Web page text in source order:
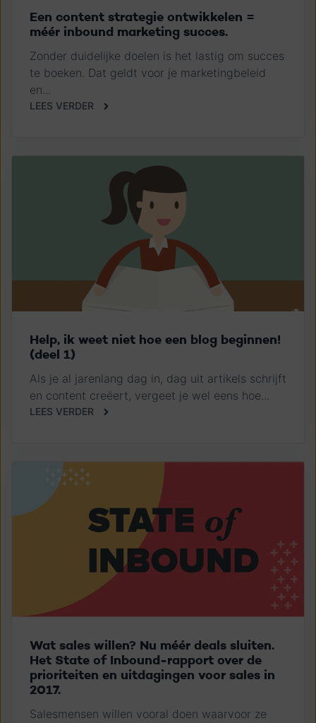
Een content strategie ontwikkelen =
méér inbound marketing succes.
Zonder duidelijke doelen is het lastig om succes
te boeken. Dat geldt voor je marketingbeleid
en...
LEES VERDER
Help, ik weet niet hoe een blog beginnen!
(deel 1)
Als je al jarenlang dag in, dag uit artikels schrijft
en content creëert, vergeet je wel eens hoe...
LEES VERDER
Wat sales willen? Nu méér deals sluiten.
Het State of Inbound-rapport over de
prioriteiten en uitdagingen voor sales in
2017.
Salesmensen willen vooral doen waarvoor ze